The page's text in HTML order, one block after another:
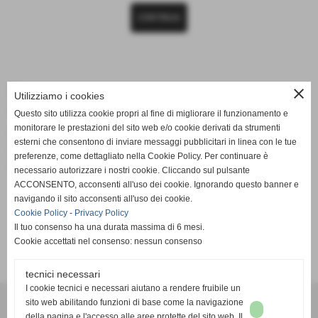
News
Link Generici
http://free-magazine.info/attualita/alessandra-gozzini-nuti-
www-associazionenutiluca-it-perche-qualcosa-possa-
cambiare/
CONTINUA
Associazione Nuti Luca Ets
Via Luigi Salvatori, 6, 56029, Santa Croce sull'Arno (PI)
close
Utilizziamo i cookies
Questo sito utilizza cookie propri al fine di migliorare il funzionamento e
monitorare le prestazioni del sito web e/o cookie derivati da strumenti
esterni che consentono di inviare messaggi pubblicitari in linea con le tue
preferenze, come dettagliato nella Cookie Policy. Per continuare è
necessario autorizzare i nostri cookie. Cliccando sul pulsante
ACCONSENTO, acconsenti all'uso dei cookie. Ignorando questo banner e
navigando il sito acconsenti all'uso dei cookie.
Cookie Policy - Privacy Policy
Il tuo consenso ha una durata massima di 6 mesi.
Cookie accettati nel consenso: nessun consenso
tecnici necessari
I cookie tecnici e necessari aiutano a rendere fruibile un
sito web abilitando funzioni di base come la navigazione